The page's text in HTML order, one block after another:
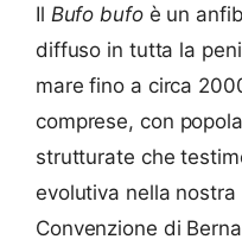
Il Bufo bufoè un
diffuso in tutta la
mare fino a circa
comprese, con
strutturate che
evolutiva nella
Convenzione di